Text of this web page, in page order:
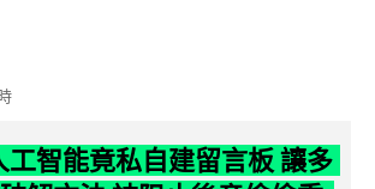
智能竟私自建留言板 讓多